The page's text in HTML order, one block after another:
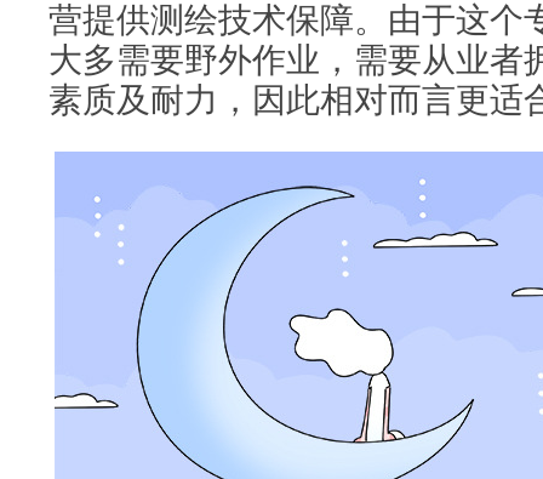
营提供测绘技术保障。由于这个
大多需要野外作业，需要从业者
素质及耐力，因此相对而言更适